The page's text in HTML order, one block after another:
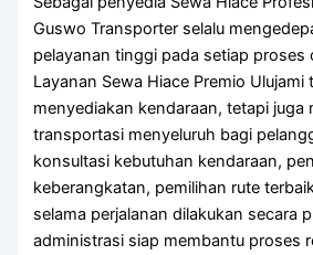
Guswo Transporter selalu
pelayanan tinggi pada setiap proses
Layanan Sewa Hiace Premio Ulujami
menyediakan kendaraan, tetapi juga
transportasi menyeluruh bagi
konsultasi kebutuhan kendaraan,
keberangkatan, pemilihan rute
selama perjalanan dilakukan secara
administrasi siap membantu proses